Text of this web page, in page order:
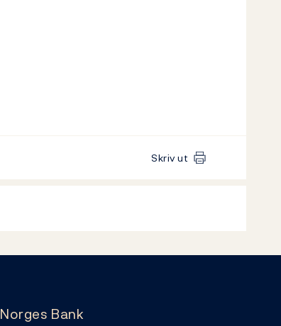
Skriv ut
Norges Bank